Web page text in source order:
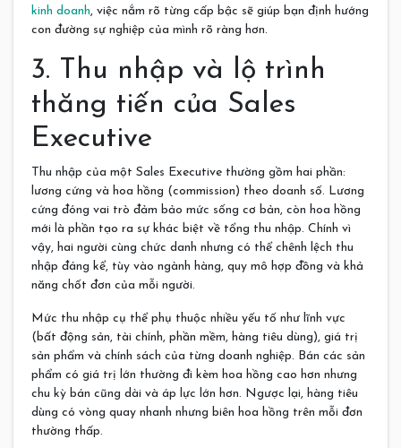
kinh doanh, việc nắm rõ từng cấp bậc sẽ giúp bạn định hướng
con đường sự nghiệp của mình rõ ràng hơn.
3. Thu nhập và lộ trình
thăng tiến của Sales
Executive
Thu nhập của một Sales Executive thường gồm hai phần:
lương cứng và hoa hồng (commission) theo doanh số. Lương
cứng đóng vai trò đảm bảo mức sống cơ bản, còn hoa hồng
mới là phần tạo ra sự khác biệt về tổng thu nhập. Chính vì
vậy, hai người cùng chức danh nhưng có thể chênh lệch thu
nhập đáng kể, tùy vào ngành hàng, quy mô hợp đồng và khả
năng chốt đơn của mỗi người.
Mức thu nhập cụ thể phụ thuộc nhiều yếu tố như lĩnh vực
(bất động sản, tài chính, phần mềm, hàng tiêu dùng), giá trị
sản phẩm và chính sách của từng doanh nghiệp. Bán các sản
phẩm có giá trị lớn thường đi kèm hoa hồng cao hơn nhưng
chu kỳ bán cũng dài và áp lực lớn hơn. Ngược lại, hàng tiêu
dùng có vòng quay nhanh nhưng biên hoa hồng trên mỗi đơn
thường thấp.